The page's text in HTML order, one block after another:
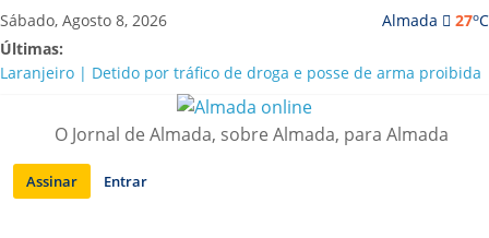
Saltar
para
conteúdo
Almada 27oC
Sábado, Agosto 8, 2026
Últimas:
Laranjeiro | Detido por tráfico de droga e posse de arma proibida
A “crise” da água em Almada: ilações e ensinamentos necessários
Costa da Caparica | Polícia Marítima e ASAE detectam
irregularidades em habitações e restaurantes
APA diz que falta de água em Almada “foi um problema de má
O Jornal de Almada, sobre Almada, para Almada
Assinar Entrar